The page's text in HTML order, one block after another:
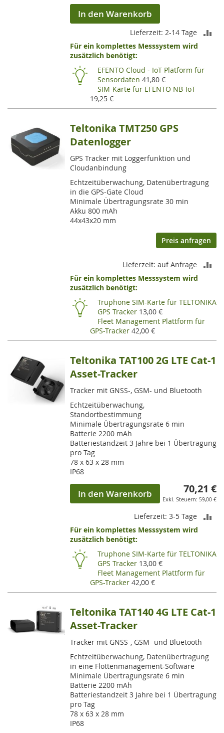
In den Warenkorb
Lieferzeit: 2-14 Tage
Für ein komplettes Messsystem wird
zusätzlich benötigt:
EFENTO Cloud - IoT Platform für
Sensordaten 41,80 €
SIM-Karte für EFENTO NB-IoT
19,25 €
Teltonika TMT250 GPS
Datenlogger
GPS Tracker mit Loggerfunktion und
Cloudanbindung
Echtzeitüberwachung, Datenübertragung
in die GPS-Gate Cloud
Minimale Übertragungsrate 30 min
Akku 800 mAh
44x43x20 mm
Preis anfragen
Lieferzeit: auf Anfrage
Für ein komplettes Messsystem wird
zusätzlich benötigt:
Truphone SIM-Karte für TELTONIKA
GPS Tracker 13,00 €
Fleet Management Plattform für
GPS-Tracker 42,00 €
Teltonika TAT100 2G LTE Cat-1
Asset-Tracker
Tracker mit GNSS-, GSM- und Bluetooth
Echtzeitüberwachung,
Standortbestimmung
Minimale Übertragungsrate 6 min
Batterie 2200 mAh
Batteriestandzeit 3 Jahre bei 1 Übertragung
pro Tag
78 x 63 x 28 mm
IP68
70,21 €
59,00 €
In den Warenkorb
Lieferzeit: 3-5 Tage
Für ein komplettes Messsystem wird
zusätzlich benötigt:
Truphone SIM-Karte für TELTONIKA
GPS Tracker 13,00 €
Fleet Management Plattform für
GPS-Tracker 42,00 €
Teltonika TAT140 4G LTE Cat-1
Asset-Tracker
Tracker mit GNSS-, GSM- und Bluetooth
Echtzeitüberwachung, Datenübertragung
in eine Flottenmanagement-Software
Minimale Übertragungsrate 6 min
Batterie 2200 mAh
Batteriestandzeit 3 Jahre bei 1 Übertragung
pro Tag
78 x 63 x 28 mm
IP68